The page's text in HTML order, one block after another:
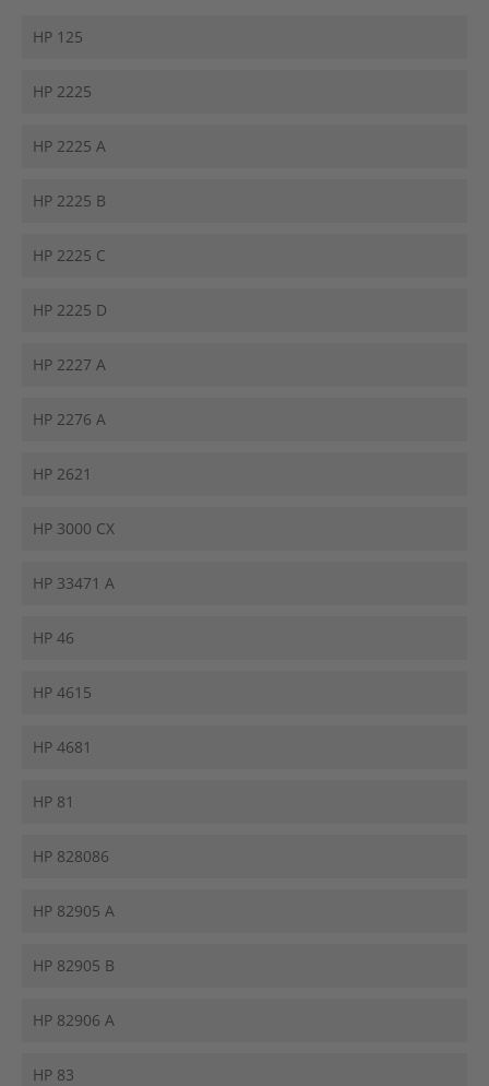
HP 125
HP 2225
HP 2225 A
HP 2225 B
HP 2225 C
HP 2225 D
HP 2227 A
HP 2276 A
HP 2621
HP 3000 CX
HP 33471 A
HP 46
HP 4615
HP 4681
HP 81
HP 828086
HP 82905 A
HP 82905 B
HP 82906 A
HP 83